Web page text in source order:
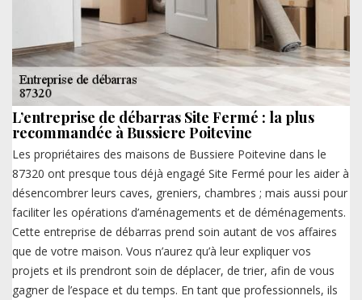
L’entreprise de débarras Site Fermé : la plus
recommandée à Bussiere Poitevine
Les propriétaires des maisons de Bussiere Poitevine dans le
87320 ont presque tous déjà engagé Site Fermé pour les aider à
désencombrer leurs caves, greniers, chambres ; mais aussi pour
faciliter les opérations d’aménagements et de déménagements.
Cette entreprise de débarras prend soin autant de vos affaires
que de votre maison. Vous n’aurez qu’à leur expliquer vos
projets et ils prendront soin de déplacer, de trier, afin de vous
gagner de l’espace et du temps. En tant que professionnels, ils